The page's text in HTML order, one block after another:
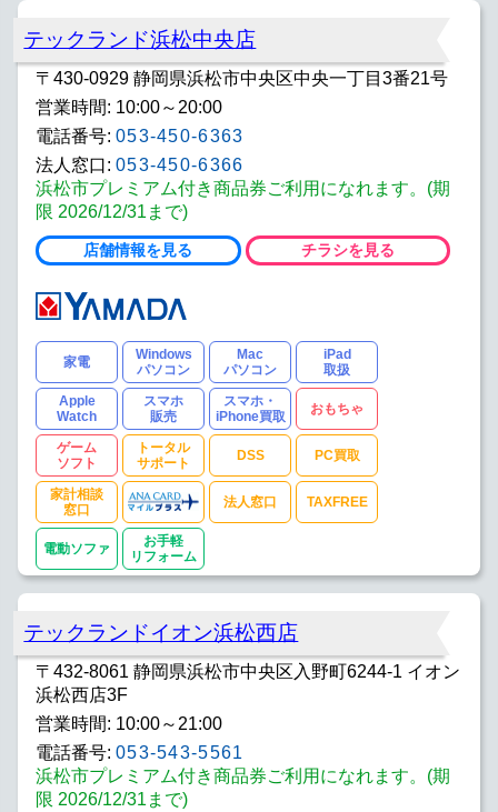
テックランド浜松中央店
〒430-0929 静岡県浜松市中央区中央一丁目3番21号
営業時間: 10:00～20:00
電話番号: 053-450-6363
法人窓口: 053-450-6366
浜松市プレミアム付き商品券ご利用になれます。(期
限 2026/12/31まで)
店舗情報を見る チラシを見る
家電
Windows
パソコン
Mac
パソコン
iPad
取扱
Apple
Watch
スマホ
販売
スマホ・
iPhone買取
おもちゃ
ゲーム
ソフト
トータル
サポート
DSS PC買取
家計相談
窓口
法人窓口 TAXFREE
電動ソファ
お手軽
リフォーム
テックランドイオン浜松西店
〒432-8061 静岡県浜松市中央区入野町6244-1 イオン
浜松西店3F
営業時間: 10:00～21:00
電話番号: 053-543-5561
浜松市プレミアム付き商品券ご利用になれます。(期
限 2026/12/31まで)